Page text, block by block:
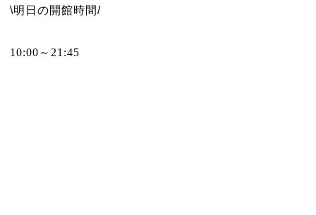
\明日の開館時間/
10:00～21:45